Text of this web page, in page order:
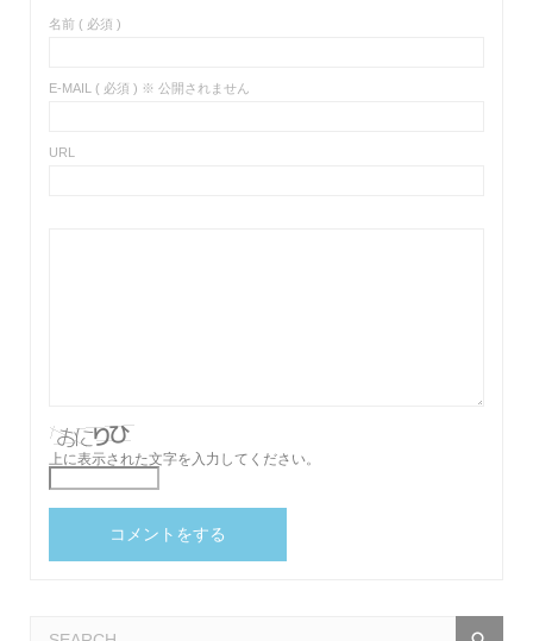
名前 ( 必須 )
E-MAIL ( 必須 ) ※ 公開されません
URL
上に表示された文字を入力してください。